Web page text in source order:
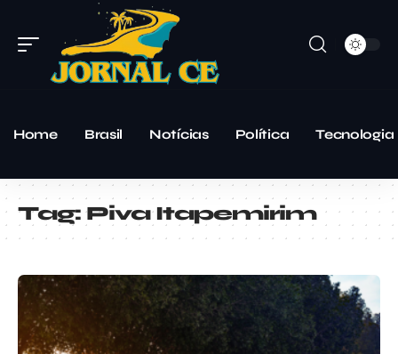
Home Brasil Notícias Política Tecnologia
Tag:Piva Itapemirim